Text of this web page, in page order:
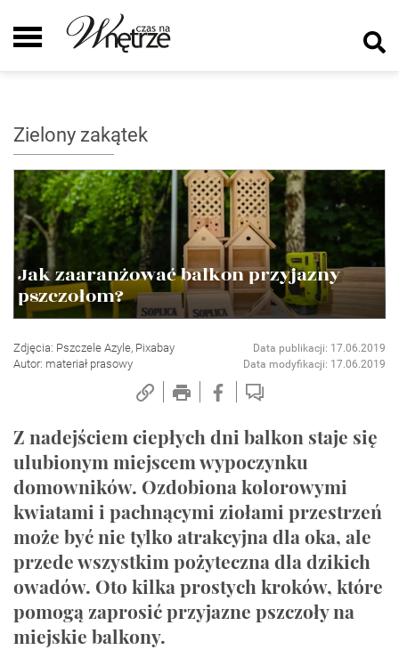
Zielony zakątek
Jak zaaranżować balkon przyjazny
pszczołom?
Zdjęcia: Pszczele Azyle, Pixabay
Autor: materiał prasowy
Data publikacji: 17.06.2019
Data modyfikacji: 17.06.2019
Z nadejściem ciepłych dni balkon staje się
ulubionym miejscem wypoczynku
domowników. Ozdobiona kolorowymi
kwiatami i pachnącymi ziołami przestrzeń
może być nie tylko atrakcyjna dla oka, ale
przede wszystkim pożyteczna dla dzikich
owadów. Oto kilka prostych kroków, które
pomogą zaprosić przyjazne pszczoły na
miejskie balkony.